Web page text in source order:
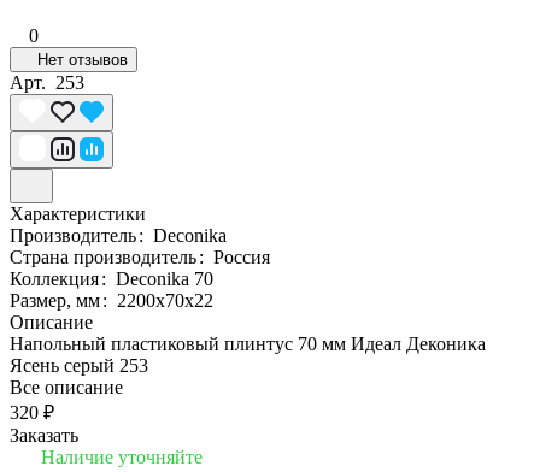
0
Нет отзывов
Арт. 253
Характеристики
Производитель: Deconika
Страна производитель: Россия
Коллекция: Deconika 70
Размер, мм: 2200x70x22
Описание
Напольный пластиковый плинтус 70 мм Идеал Деконика
Ясень серый 253
Все описание
320 ₽
Заказать
Наличие уточняйте